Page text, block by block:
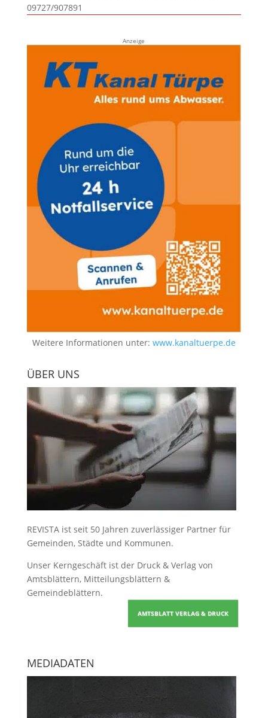
09727/907891
Anzeige
Weitere Informationen unter: www.kanaltuerpe.de
ÜBER UNS
REVISTA ist seit 50 Jahren zuverlässiger Partner für
Gemeinden, Städte und Kommunen.
Unser Kerngeschäft ist der Druck & Verlag von
Amtsblättern, Mitteilungsblättern &
Gemeindeblättern.
AMTSBLATT VERLAG & DRUCK
MEDIADATEN